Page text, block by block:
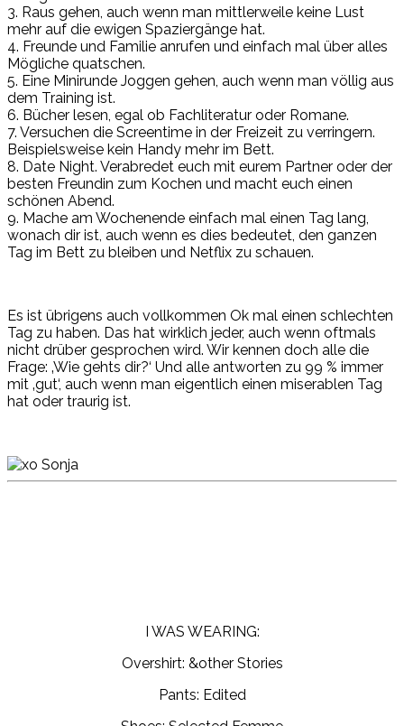
3. Raus gehen, auch wenn man mittlerweile keine Lust
mehr auf die ewigen Spaziergänge hat.
4. Freunde und Familie anrufen und einfach mal über alles
Mögliche quatschen.
5. Eine Minirunde Joggen gehen, auch wenn man völlig aus
dem Training ist.
6. Bücher lesen, egal ob Fachliteratur oder Romane.
7. Versuchen die Screentime in der Freizeit zu verringern.
Beispielsweise kein Handy mehr im Bett.
8. Date Night. Verabredet euch mit eurem Partner oder der
besten Freundin zum Kochen und macht euch einen
schönen Abend.
9. Mache am Wochenende einfach mal einen Tag lang,
wonach dir ist, auch wenn es dies bedeutet, den ganzen
Tag im Bett zu bleiben und Netflix zu schauen.
Es ist übrigens auch vollkommen Ok mal einen schlechten
Tag zu haben. Das hat wirklich jeder, auch wenn oftmals
nicht drüber gesprochen wird. Wir kennen doch alle die
Frage: ‚Wie gehts dir?‘ Und alle antworten zu 99 % immer
mit ‚gut‘, auch wenn man eigentlich einen miserablen Tag
hat oder traurig ist.
I WAS WEARING:
Overshirt: &other Stories
Pants: Edited